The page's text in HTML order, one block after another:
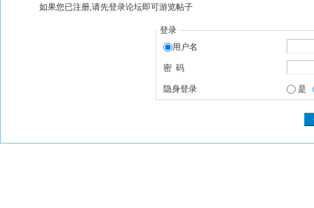
如果您已注册,请先登录论坛即可游览帖子
登录
用户名
密 码
隐身登录 是